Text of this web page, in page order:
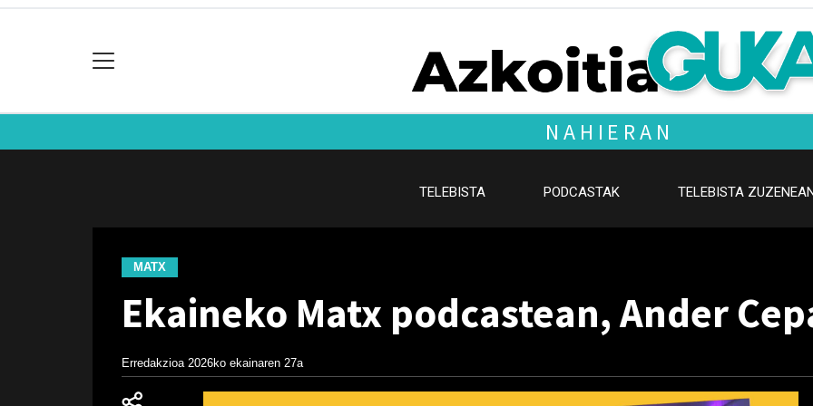
NAHIERAN
TELEBISTA PODCASTAK TELEBISTA
MATX
Ekaineko Matx podcastean, Ander
Erredakzioa 2026ko ekainaren 27a